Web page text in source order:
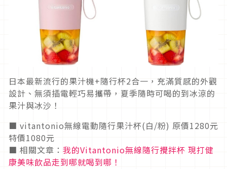
日本最新流行的果汁機+隨行杯2合一，充滿質感的外觀
設計、無須插電輕巧易攜帶，夏季隨時可喝的到冰涼的
果汁與冰沙！
■ vitantonio無線電動隨行果汁杯(白/粉) 原價1280元
特價1080元
■ 相關文章： 我的Vitantonio無線隨行攪拌杯 現打健
康美味飲品走到哪就喝到哪！